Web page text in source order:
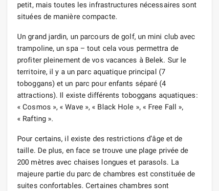
petit, mais toutes les infrastructures nécessaires sont
situées de manière compacte.
Un grand jardin, un parcours de golf, un mini club avec
trampoline, un spa – tout cela vous permettra de
profiter pleinement de vos vacances à Belek. Sur le
territoire, il y a un parc aquatique principal (7
toboggans) et un parc pour enfants séparé (4
attractions). Il existe différents toboggans aquatiques:
« Cosmos », « Wave », « Black Hole », « Free Fall »,
« Rafting ».
Pour certains, il existe des restrictions d’âge et de
taille. De plus, en face se trouve une plage privée de
200 mètres avec chaises longues et parasols. La
majeure partie du parc de chambres est constituée de
suites confortables. Certaines chambres sont